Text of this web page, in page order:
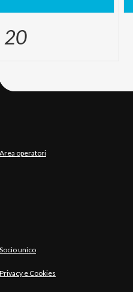
20
Area operatori
Socio unico
Privacy e Cookies